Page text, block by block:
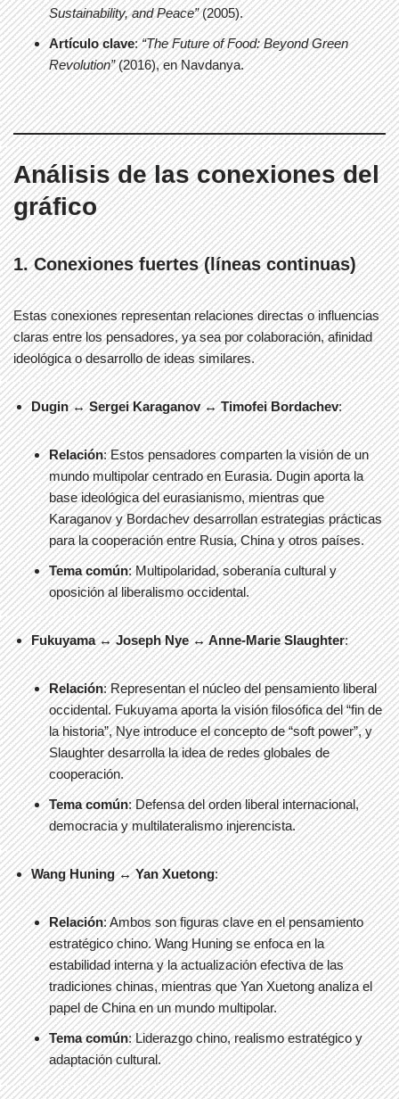
Sustainability, and Peace”(2005).
Artículo clave:“The Future of Food: Beyond Green
Revolution”(2016), en Navdanya.
Análisis de las conexiones del
gráfico
1. Conexiones fuertes (líneas continuas)
Estas conexiones representan relaciones directas o influencias
claras entre los pensadores, ya sea por colaboración, afinidad
ideológica o desarrollo de ideas similares.
Dugin ↔ Sergei Karaganov ↔ Timofei Bordachev:
Relación: Estos pensadores comparten la visión de un
mundo multipolar centrado en Eurasia. Dugin aporta la
base ideológica del eurasianismo, mientras que
Karaganov y Bordachev desarrollan estrategias prácticas
para la cooperación entre Rusia, China y otros países.
Tema común: Multipolaridad, soberanía cultural y
oposición al liberalismo occidental.
Fukuyama ↔ Joseph Nye ↔ Anne-Marie Slaughter:
Relación: Representan el núcleo del pensamiento liberal
occidental. Fukuyama aporta la visión filosófica del “fin de
la historia”, Nye introduce el concepto de “soft power”, y
Slaughter desarrolla la idea de redes globales de
cooperación.
Tema común: Defensa del orden liberal internacional,
democracia y multilateralismo injerencista.
Wang Huning ↔ Yan Xuetong:
Relación: Ambos son figuras clave en el pensamiento
estratégico chino. Wang Huning se enfoca en la
estabilidad interna y la actualización efectiva de las
tradiciones chinas, mientras que Yan Xuetong analiza el
papel de China en un mundo multipolar.
Tema común: Liderazgo chino, realismo estratégico y
adaptación cultural.